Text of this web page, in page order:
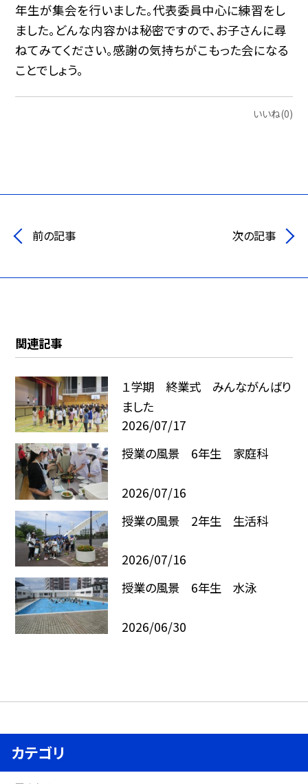
年生が集会を行いました。代表委員中心に練習をし
ました。どんな内容かは秘密ですので、お子さんに尋
ねてみてください。感謝の気持ちがこもった会になる
ことでしょう。
いいね(0)
前の記事 次の記事
関連記事
１学期 終業式 みんながんばり
ました
2026/07/17
授業の風景 6年生 家庭科
2026/07/16
授業の風景 2年生 生活科
2026/07/16
授業の風景 6年生 水泳
2026/06/30
カテゴリ